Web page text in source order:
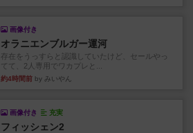
画像付き
オラニエンブルガー運河
存在をうっすらと認識していたけど、セールやっ
てて、2人専用でワカプレと...
約4時間前 by みいやん
画像付き 充実
フィッシェン2